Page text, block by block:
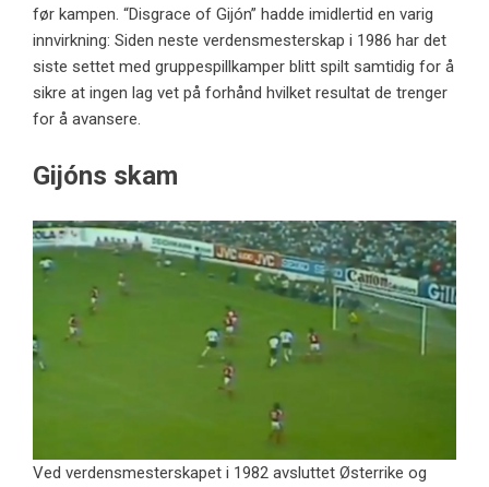
før kampen. “Disgrace of Gijón” hadde imidlertid en varig
innvirkning: Siden neste verdensmesterskap i 1986 har det
siste settet med gruppespillkamper blitt spilt samtidig for å
sikre at ingen lag vet på forhånd hvilket resultat de trenger
for å avansere.
Gijóns skam
Ved verdensmesterskapet i 1982 avsluttet Østerrike og